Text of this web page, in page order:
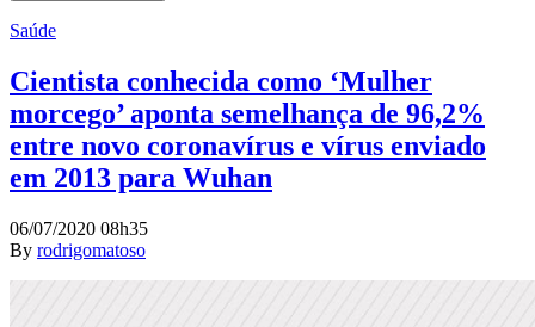
Saúde
Cientista conhecida como ‘Mulher
morcego’ aponta semelhança de 96,2%
entre novo coronavírus e vírus enviado
em 2013 para Wuhan
06/07/2020 08h35
By rodrigomatoso